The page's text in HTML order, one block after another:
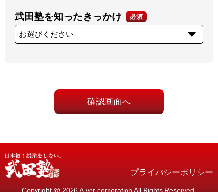
武田塾を知ったきっかけ 必須
プライバシーポリシー
Copyright @ 2026 A.ver corporation All Rights Reserved.